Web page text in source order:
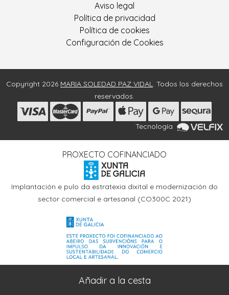
Aviso legal
Política de privacidad
Política de cookies
Configuración de Cookies
Copyright 2026 MARIA SOLEDAD PAZ VIDAL
. Todos los derechos
reservados.
Tecnología
PROXECTO COFINANCIADO
Implantación e pulo da estratexia dixital e modernización do
sector comercial e artesanal (CO300C 2021)